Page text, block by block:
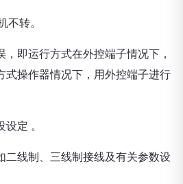
转。
运行方式在外控端子情况下，
式操作器情况下，用外控端子进行
定 。
线制、三线制接线及有关参数设